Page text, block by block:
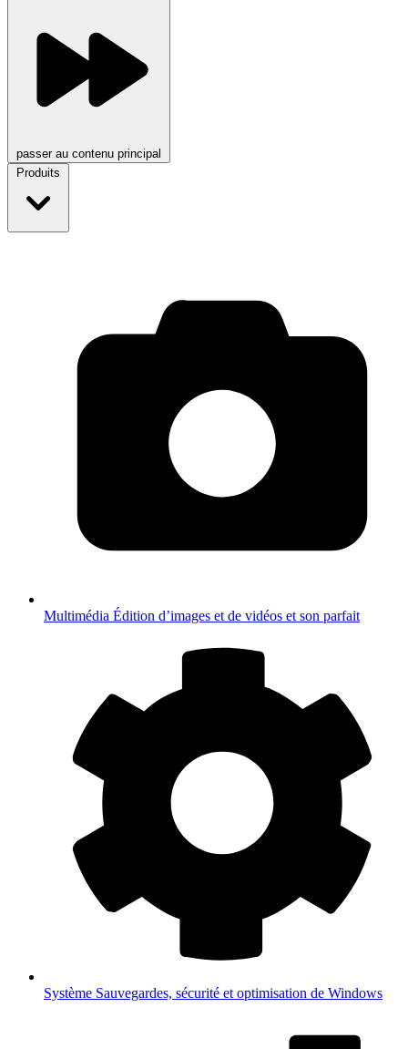
passer au contenu principal
Produits
Multimédia Édition d’images et de vidéos et son parfait
Système Sauvegardes, sécurité et optimisation de Windows